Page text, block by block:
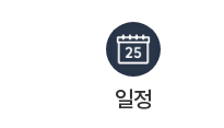
일정